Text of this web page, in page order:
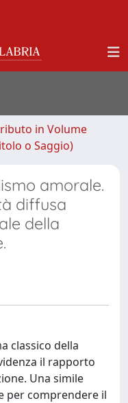
in Volume
o Saggio)
amorale.
diffusa
della
classico della
il rapporto
Una simile
per comprendere il